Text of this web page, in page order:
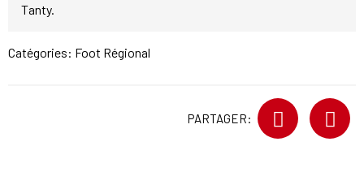
Tanty.
Catégories: Foot Régional
PARTAGER: